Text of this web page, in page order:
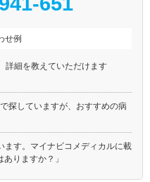
せ例
詳細を教えていただけます
探していますが、おすすめの病
ます。マイナビコメディカルに載
りますか？」